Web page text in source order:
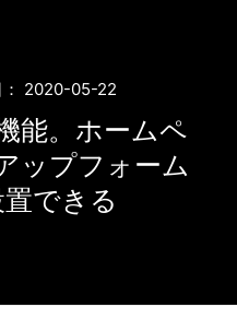
2020-05-22
能。ホームペ
ップフォーム
できる